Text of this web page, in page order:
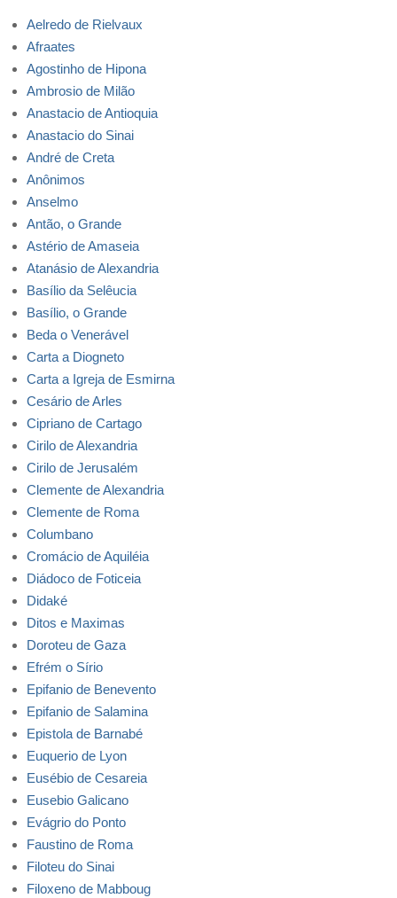
Aelredo de Rielvaux
Afraates
Agostinho de Hipona
Ambrosio de Milão
Anastacio de Antioquia
Anastacio do Sinai
André de Creta
Anônimos
Anselmo
Antão, o Grande
Astério de Amaseia
Atanásio de Alexandria
Basílio da Selêucia
Basílio, o Grande
Beda o Venerável
Carta a Diogneto
Carta a Igreja de Esmirna
Cesário de Arles
Cipriano de Cartago
Cirilo de Alexandria
Cirilo de Jerusalém
Clemente de Alexandria
Clemente de Roma
Columbano
Cromácio de Aquiléia
Diádoco de Foticeia
Didaké
Ditos e Maximas
Doroteu de Gaza
Efrém o Sírio
Epifanio de Benevento
Epifanio de Salamina
Epistola de Barnabé
Euquerio de Lyon
Eusébio de Cesareia
Eusebio Galicano
Evágrio do Ponto
Faustino de Roma
Filoteu do Sinai
Filoxeno de Mabboug